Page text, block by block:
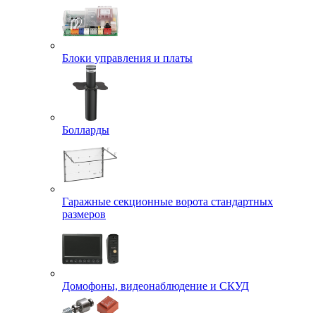
Блоки управления и платы
Болларды
Гаражные секционные ворота стандартных
размеров
Домофоны, видеонаблюдение и СКУД